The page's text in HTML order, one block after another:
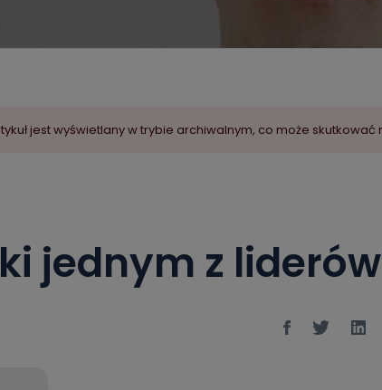
jest wyświetlany w trybie archiwalnym, co może
jednym z